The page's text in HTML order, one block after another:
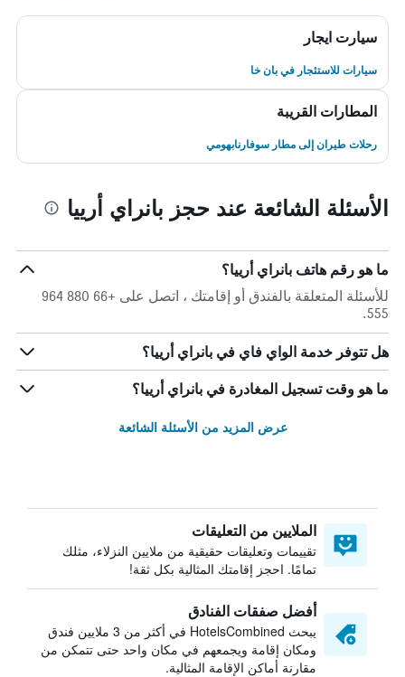
سيارت ايجار
سيارات للاستئجار في بان خا
المطارات القريبة
رحلات طيران إلى مطار سوفارنابهومي
الأسئلة الشائعة عند حجز بانراي أرييا
ما هو رقم هاتف بانراي أرييا؟
للأسئلة المتعلقة بالفندق أو إقامتك ، اتصل على +66 880 964
555.
هل تتوفر خدمة الواي فاي في بانراي أرييا؟
ما هو وقت تسجيل المغادرة في بانراي أرييا؟
عرض المزيد من الأسئلة الشائعة
الملايين من التعليقات
تقييمات وتعليقات حقيقية من ملايين النزلاء، مثلك
تمامًا. احجز إقامتك المثالية بكل ثقة!
أفضل صفقات الفنادق
يبحث HotelsCombined في أكثر من 3 ملايين فندق
ومكان إقامة ويجمعهم في مكان واحد حتى تتمكن من
مقارنة أماكن الإقامة المثالية.